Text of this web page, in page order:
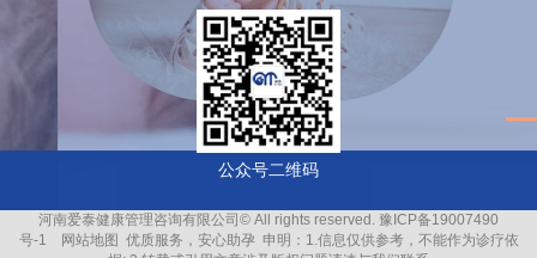
公众号二维码
河南爱泰健康管理咨询有限公司© All rights reserved. 豫ICP备19007490
号-1
网站地图 优质服务，安心助孕 申明：1.信息仅供参考，不能作为诊疗依